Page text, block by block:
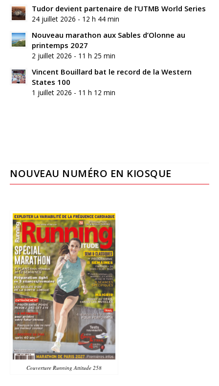
Tudor devient partenaire de l’UTMB World Series
24 juillet 2026 - 12 h 44 min
Nouveau marathon aux Sables d’Olonne au
printemps 2027
2 juillet 2026 - 11 h 25 min
Vincent Bouillard bat le record de la Western
States 100
1 juillet 2026 - 11 h 12 min
NOUVEAU NUMÉRO EN KIOSQUE
Couverture Running Attitude 258